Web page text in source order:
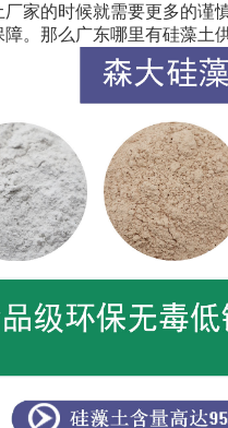
家的时候就需要更多的谨
。那么广东哪里有硅藻土